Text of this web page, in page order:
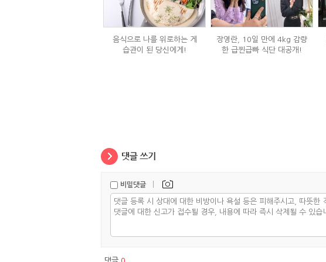
음식으로 나를 위로하는 게
습관이 된 당신에게!
장영란, 10일 만에 4kg 감량
한 급찐급빠 식단 대공개!
비밀댓글 |
댓글 0